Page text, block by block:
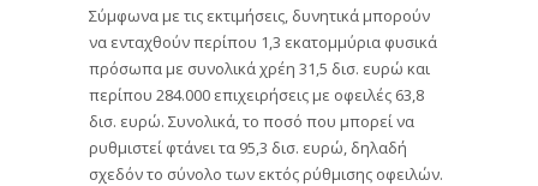
Σύμφωνα με τις εκτιμήσεις, δυνητικά μπορούν
να ενταχθούν περίπου 1,3 εκατομμύρια φυσικά
πρόσωπα με συνολικά χρέη 31,5 δισ. ευρώ και
περίπου 284.000 επιχειρήσεις με οφειλές 63,8
δισ. ευρώ. Συνολικά, το ποσό που μπορεί να
ρυθμιστεί φτάνει τα 95,3 δισ. ευρώ, δηλαδή
σχεδόν το σύνολο των εκτός ρύθμισης οφειλών.